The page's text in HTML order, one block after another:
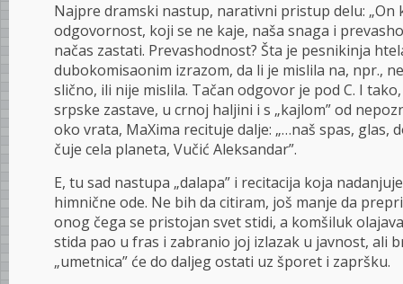
Najpre dramski nastup, narativni pristup delu: „On
odgovornost, koji se ne kaje, naša snaga i
načas zastati. Prevashodnost? Šta je pesnikinja
dubokomisaonim izrazom, da li je mislila na, npr.,
slično, ili nije mislila. Tačan odgovor je pod C. I
srpske zastave, u crnoj haljini i s „kajlom” od
oko vrata, MaXima recituje dalje: „…naš spas, glas,
čuje cela planeta, Vučić Aleksandar”.
E, tu sad nastupa „dalapa” i recitacija koja
himnične ode. Ne bih da citiram, još manje da
onog čega se pristojan svet stidi, a komšiluk
stida pao u fras i zabranio joj izlazak u javnost, ali
„umetnica” će do daljeg ostati uz šporet i zapršku.